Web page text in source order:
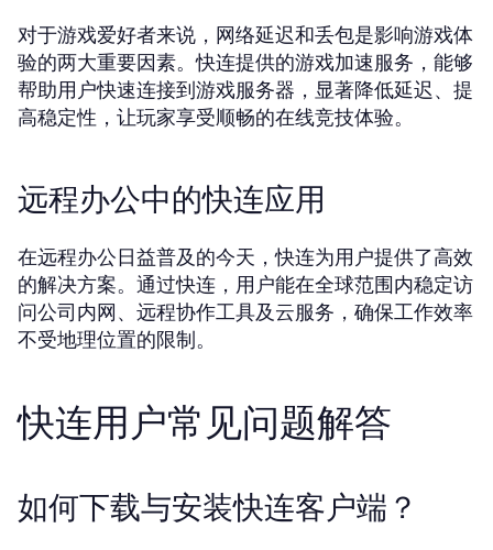
对于游戏爱好者来说，网络延迟和丢包是影响游戏体
验的两大重要因素。快连提供的游戏加速服务，能够
帮助用户快速连接到游戏服务器，显著降低延迟、提
高稳定性，让玩家享受顺畅的在线竞技体验。
远程办公中的快连应用
在远程办公日益普及的今天，快连为用户提供了高效
的解决方案。通过快连，用户能在全球范围内稳定访
问公司内网、远程协作工具及云服务，确保工作效率
不受地理位置的限制。
快连用户常见问题解答
如何下载与安装快连客户端？